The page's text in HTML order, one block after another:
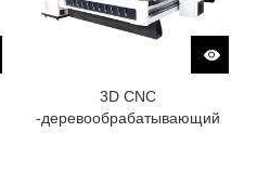
3D CNC
-деревообрабатывающий